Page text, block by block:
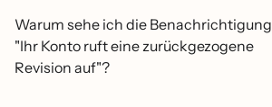
Warum sehe ich die Benachrichtigung
"Ihr Konto ruft eine zurückgezogene
Revision auf"?